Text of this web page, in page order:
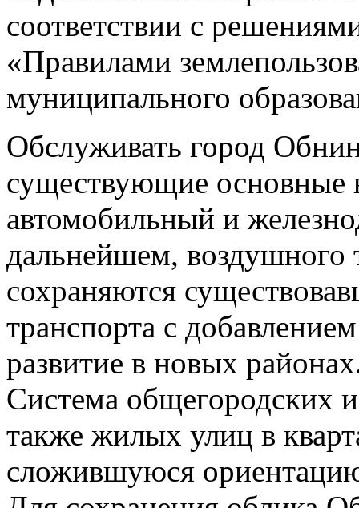
соответствии с
«Правилами
муниципального
Обслуживать город
существующие основные
автомобильный и
дальнейшем, воздушного
сохраняются
транспорта с
развитие в новых
Система общегородских
также жилых улиц в
сложившуюся